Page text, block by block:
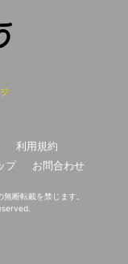
利用規約
プ お問合わせ
断転載を禁じます。